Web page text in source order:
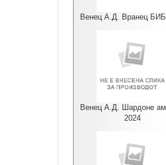
Венец А.Д. Вранец
Венец А.Д. Шардоне
2024